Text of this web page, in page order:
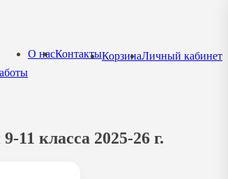
О насКонтактыКорзинаЛичный кабинет
класса 2025-26 г.